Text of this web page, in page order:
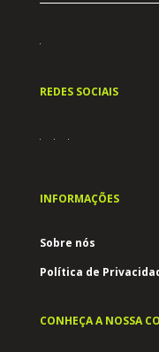
REDES SOCIAIS
INFORMAÇÕES
Sobre nós
Política de
CONHEÇA A NOSSA